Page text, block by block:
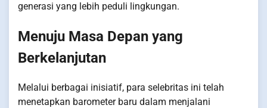
generasi yang lebih peduli lingkungan.
Menuju Masa Depan yang
Berkelanjutan
Melalui berbagai inisiatif, para selebritas ini telah
menetapkan barometer baru dalam menjalani